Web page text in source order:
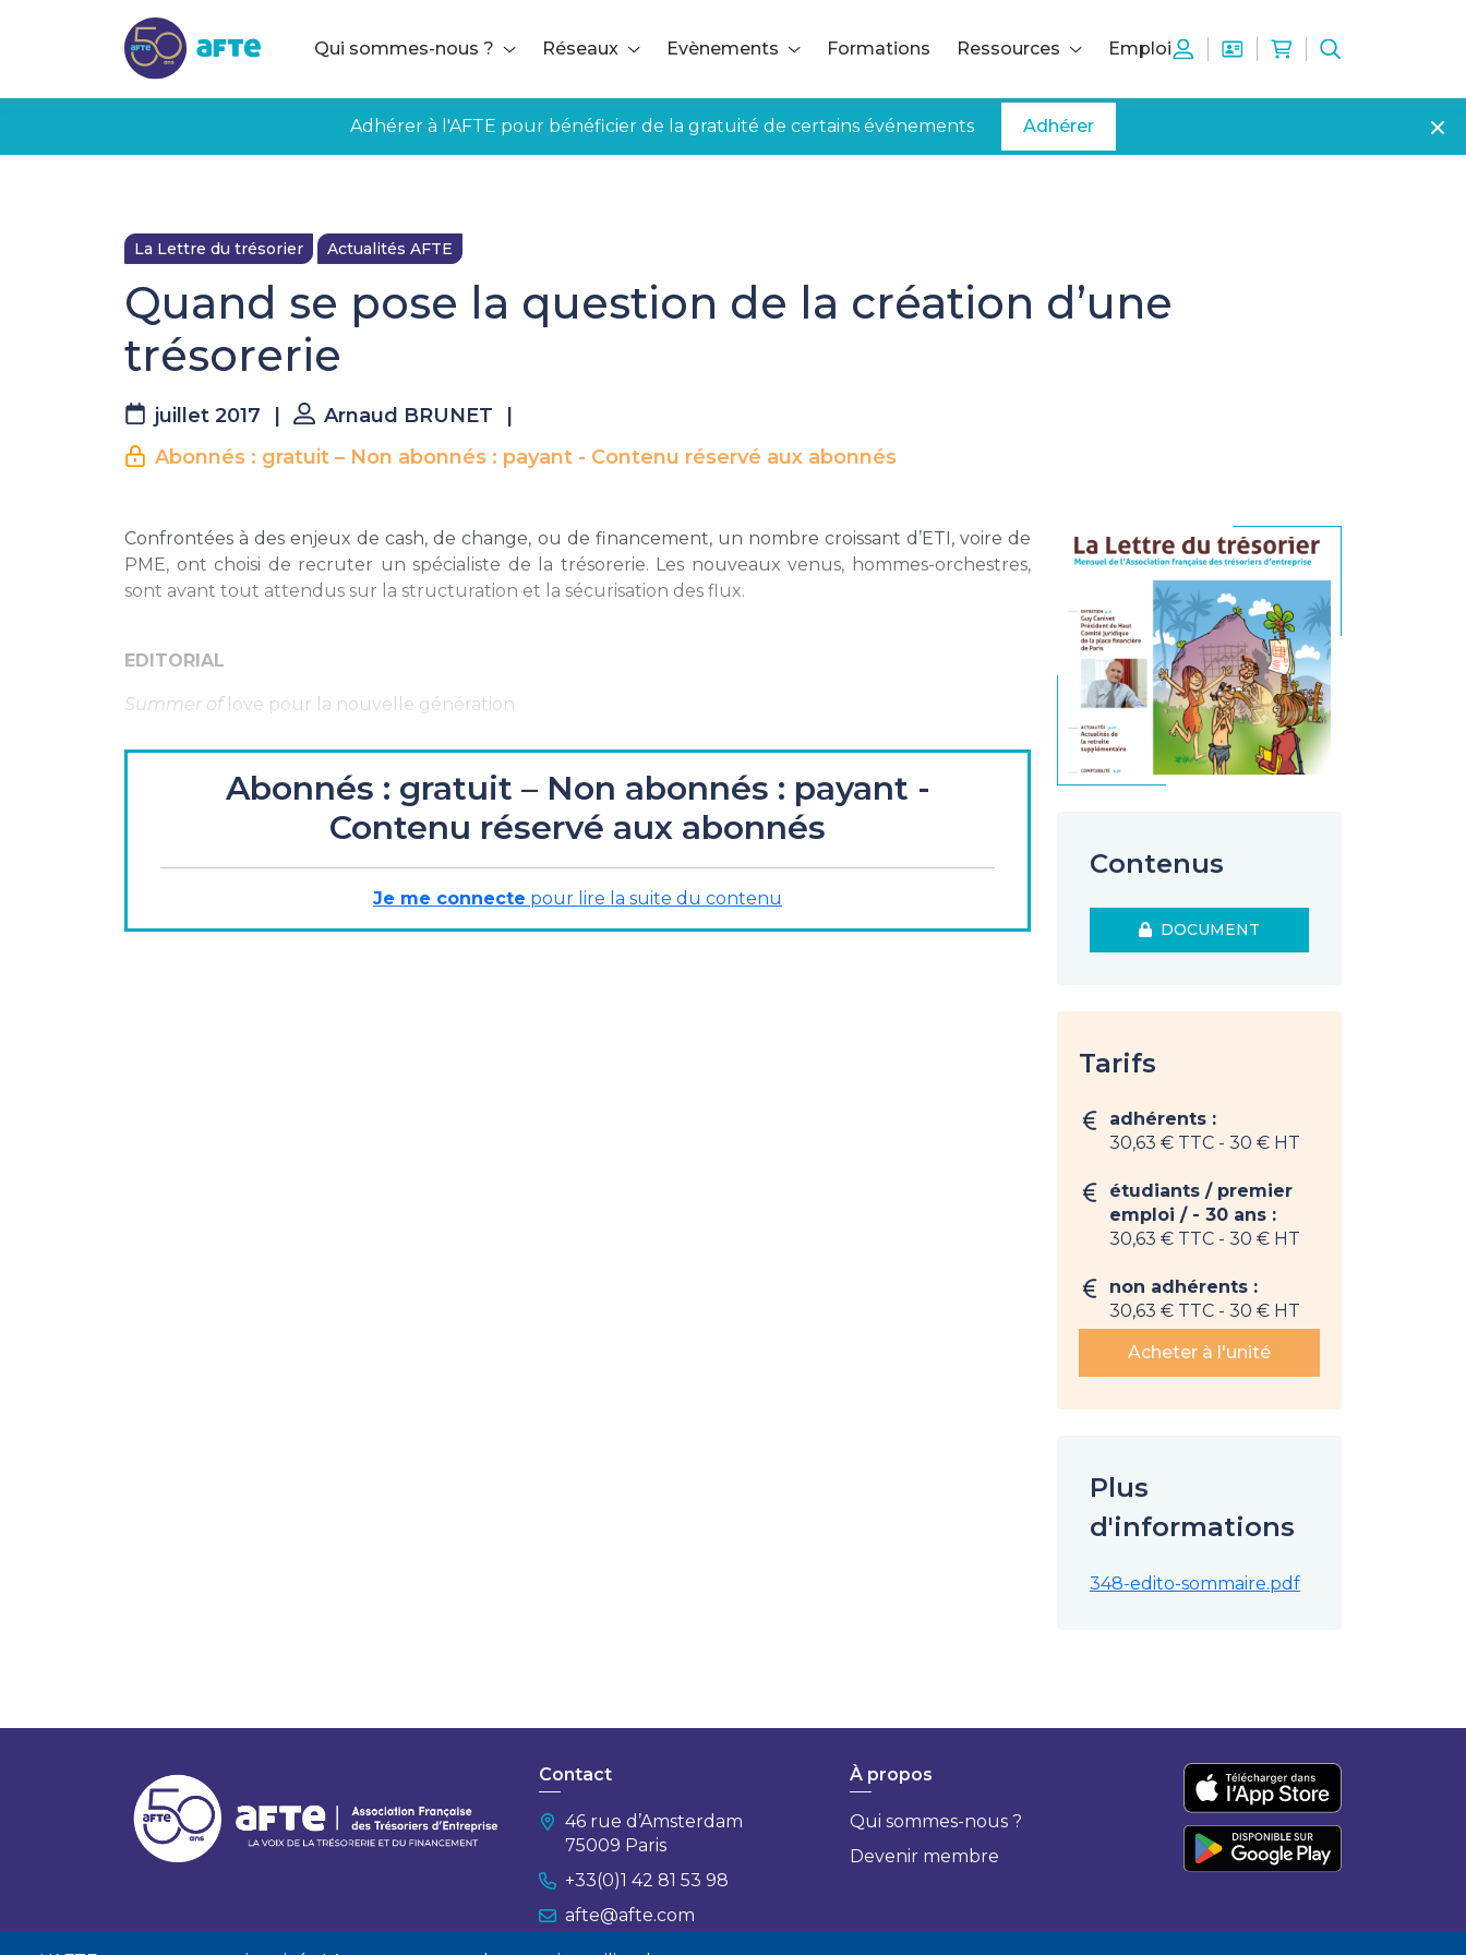
Qui sommes-nous ? Réseaux Evènements Formations Ressources Emploi
Adhérer à l'AFTE pour bénéficier de la gratuité de certains événements Adhérer
La Lettre du trésorier Actualités AFTE
Quand se pose la question de la création d’une
trésorerie
juillet 2017 Arnaud BRUNET
Abonnés : gratuit – Non abonnés : payant - Contenu réservé aux abonnés
Confrontées à des enjeux de cash, de change, ou de financement, un nombre croissant d’ETI, voire de
PME, ont choisi de recruter un spécialiste de la trésorerie. Les nouveaux venus, hommes-orchestres,
sont avant tout attendus sur la structuration et la sécurisation des flux.
EDITORIAL
Summer of love pour la nouvelle génération
Guy Canivet - Président Haut Comité juridique de la place financière de Paris
Abonnés : gratuit – Non abonnés : payant -
Contenu réservé aux abonnés
Je me connecte pour lire la suite du contenu
Contenus
DOCUMENT
Tarifs
adhérents :
30,63 € TTC - 30 € HT
étudiants / premier
emploi / - 30 ans :
30,63 € TTC - 30 € HT
non adhérents :
30,63 € TTC - 30 € HT
Acheter à l'unité
Plus
d'informations
348-edito-sommaire.pdf
Contact
46 rue d’Amsterdam
75009 Paris
+33(0)1 42 81 53 98
afte@afte.com
À propos
Qui sommes-nous ?
Devenir membre